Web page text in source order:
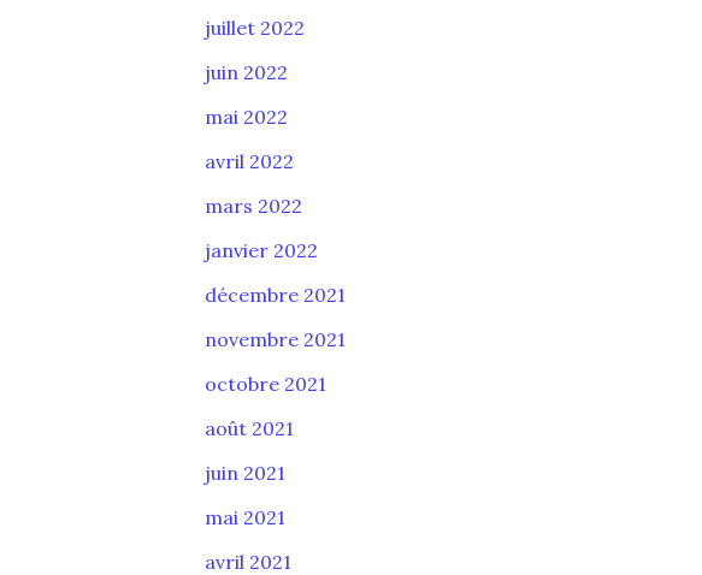
juillet 2022
juin 2022
mai 2022
avril 2022
mars 2022
janvier 2022
décembre 2021
novembre 2021
octobre 2021
août 2021
juin 2021
mai 2021
avril 2021